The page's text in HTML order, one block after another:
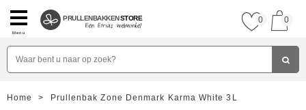
Menu
PRULLENBAKKENSTORE 0 0
Home > Prullenbak Zone Denmark Karma White 3L